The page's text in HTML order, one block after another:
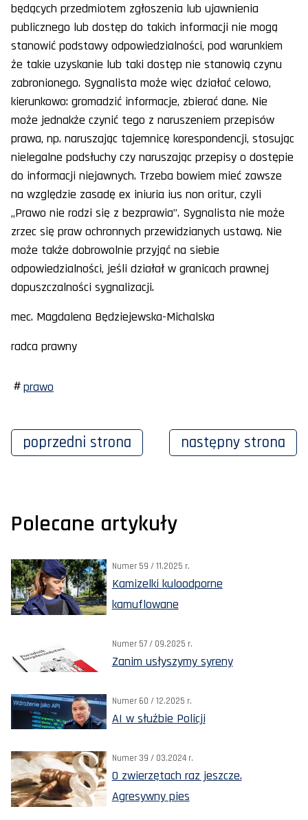
będących przedmiotem zgłoszenia lub ujawnienia
publicznego lub dostęp do takich informacji nie mogą
stanowić podstawy odpowiedzialności, pod warunkiem
że takie uzyskanie lub taki dostęp nie stanowią czynu
zabronionego. Sygnalista może więc działać celowo,
kierunkowo: gromadzić informacje, zbierać dane. Nie
może jednakże czynić tego z naruszeniem przepisów
prawa, np. naruszając tajemnicę korespondencji, stosując
nielegalne podsłuchy czy naruszając przepisy o dostępie
do informacji niejawnych. Trzeba bowiem mieć zawsze
na względzie zasadę ex iniuria ius non oritur, czyli
„Prawo nie rodzi się z bezprawia”. Sygnalista nie może
zrzec się praw ochronnych przewidzianych ustawą. Nie
może także dobrowolnie przyjąć na siebie
odpowiedzialności, jeśli działał w granicach prawnej
dopuszczalności sygnalizacji.
mec. Magdalena Będziejewska-Michalska
radca prawny
prawo
poprzedni strona następny strona
Polecane artykuły
Numer 59 / 11.2025 r.
Kamizelki kuloodporne
kamuflowane
Numer 57 / 09.2025 r.
Zanim usłyszymy syreny
Numer 60 / 12.2025 r.
AI w służbie Policji
Numer 39 / 03.2024 r.
O zwierzętach raz jeszcze.
Agresywny pies